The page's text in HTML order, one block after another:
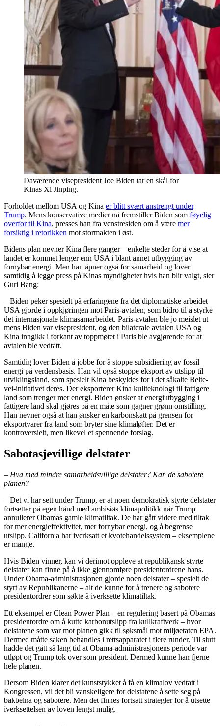
Daværende visepresident Joe Biden tar en skål for
Kinas Xi Jinping.
Forholdet mellom USA og Kina er blitt svært anstrengt under
Trump. Mens konservative medier nå fremstiller Biden som føyelig
overfor til Kina, presses han fra venstresiden om å være mer
forsiktig i retorikken mot stormakten i øst.
Bidens plan nevner Kina flere ganger – enkelte steder for å vise at
landet er kommet lenger enn USA i blant annet utbygging av
fornybar energi. Men han åpner også for samarbeid og lover
samtidig å legge press på Kinas myndigheter hvis han blir valgt, sier
Guri Bang:
– Biden peker spesielt på erfaringene fra det diplomatiske arbeidet
USA gjorde i oppkjøringen mot Paris-avtalen, som bidro til å styrke
det internasjonale klimasamarbeidet. Paris-avtalen ble jo meislet ut
mens Biden var visepresident, og den bilaterale avtalen USA og
Kina inngikk i forkant av toppmøtet i Paris ble avgjørende for at
avtalen ble vedtatt.
Samtidig lover Biden å jobbe for å stoppe subsidiering av fossil
energi på verdensbasis. Han vil også stoppe eksport av utslipp til
utviklingsland, som spesielt Kina beskyldes for i det såkalte Belte-
vei-initiativet deres. Der eksporterer Kina kullteknologi til fattigere
land som trenger mer energi. Biden ønsker at energiutbygging i
fattigere land skal gjøres på en måte som gagner grønn omstilling.
Han nevner også at han ønsker en karbonskatt på grensen for
eksportvarer fra land som bryter sine klimaløfter. Det er
kontroversielt, men likevel et spennende forslag.
Sabotasjevillige delstater
– Hva med mindre samarbeidsvillige delstater? Kan de sabotere
planen?
– Det vi har sett under Trump, er at noen demokratisk styrte delstater
fortsetter på egen hånd med ambisiøs klimapolitikk når Trump
annullerer Obamas gamle klimatiltak. De har gått videre med tiltak
for mer energieffektivitet, mer fornybar energi, og å begrense
utslipp. California har iverksatt et kvotehandelssystem – eksemplene
er mange.
Hvis Biden vinner, kan vi derimot oppleve at republikansk styrte
delstater kan finne på å ikke gjennomføre presidentordrene hans.
Under Obama-administrasjonen gjorde noen delstater – spesielt de
styrt av Republikanerne – alt de kunne for å trenere og sabotere
presidentordrer som søkte å iverksette klimatiltak.
Ett eksempel er Clean Power Plan – en regulering basert på Obamas
presidentordre om å kutte karbonutslipp fra kullkraftverk – hvor
delstatene som var mot planen gikk til søksmål mot miljøetaten EPA.
Dermed måtte saken behandles i rettsapparatet i flere runder. Til slutt
hadde det gått så lang tid at Obama-administrasjonens periode var
utløpt og Trump tok over som president. Dermed kunne han fjerne
hele planen.
Dersom Biden klarer det kunststykket å få en klimalov vedtatt i
Kongressen, vil det bli vanskeligere for delstatene å sette seg på
bakbeina og sabotere. Men det finnes fortsatt strategier for å utsette
iverksettelsen av loven lengst mulig.